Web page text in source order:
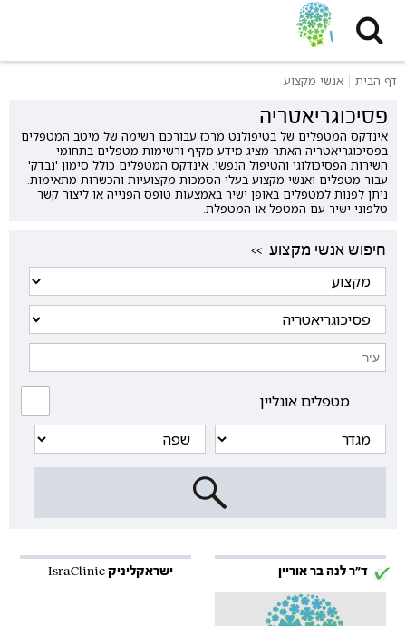
דף הבית אנשי מקצוע
פסיכוגריאטריה
אינדקס המטפלים של בטיפולנט מרכז עבורכם רשימה של מיטב המטפלים
בפסיכוגריאטריה האתר מציג מידע מקיף ורשימות מטפלים בתחומי
השירות הפסיכולוגי והטיפול הנפשי. אינדקס המטפלים כולל סימון 'נבדק'
עבור מטפלים ואנשי מקצוע בעלי הסמכות מקצועיות והכשרות מתאימות.
ניתן לפנות למטפלים באופן ישיר באמצעות טופס הפנייה או ליצור קשר
טלפוני ישיר עם המטפל או המטפלת.
<< חיפוש אנשי מקצוע
מטפלים אונליין
ד"ר לנה בר אוריין ישראקליניק IsraClinic